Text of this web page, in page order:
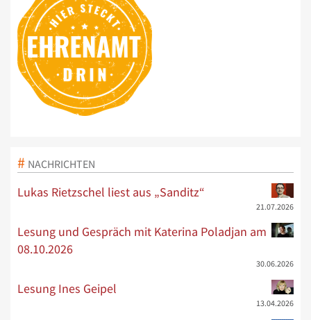
NACHRICHTEN
Lukas Rietzschel liest aus „Sanditz“
21.07.2026
Lesung und Gespräch mit Katerina Poladjan am
08.10.2026
30.06.2026
Lesung Ines Geipel
13.04.2026